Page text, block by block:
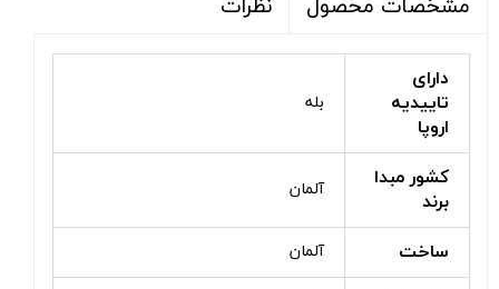
مشخصات محصول نظرات
دارای
تاییدیه
اروپا
بله
کشور مبدا
برند
آلمان
ساخت آلمان